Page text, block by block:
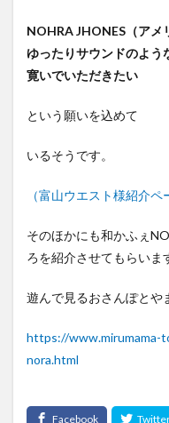
NOHRA JHONES（アメ
ゆったりサウンドのよう
寛いでいただきたい
という願いを込めて
いるそうです。
（富山ウエスト様紹介
そのほかにも和かふぇ
ろを紹介させてもらいま
遊んで見るおさんぽとや
https://www.mirumama-
nora.html